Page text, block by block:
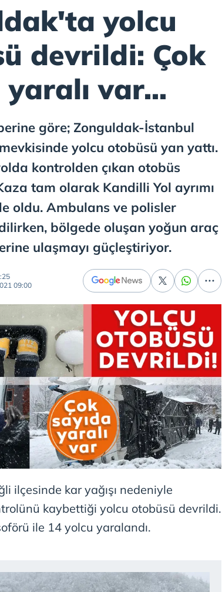
yolcu
devrildi: Çok
yaralı var...
göre; Zonguldak-İstanbul
yolcu otobüsü yan yattı.
kontrolden çıkan otobüs
tam olarak Kandilli Yol ayrımı
oldu. Ambulans ve polisler
bölgede oluşan yoğun araç
ulaşmayı güçleştiriyor.
09:00
ilçesinde kar yağışı nedeniyle
kaybettiği yolcu otobüsü devrildi.
ile 14 yolcu yaralandı.